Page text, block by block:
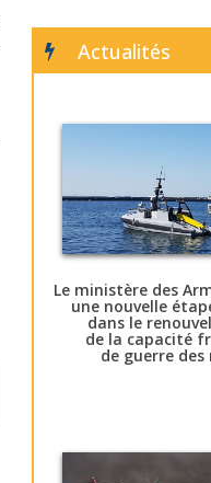
Actualités
Le ministère des
une nouvelle
dans le
de la capacité
de guerre des